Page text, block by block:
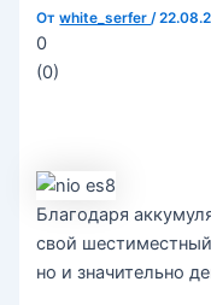
Отwhite_serfer/
0
(0)
Благодаря
свой
но и значительно